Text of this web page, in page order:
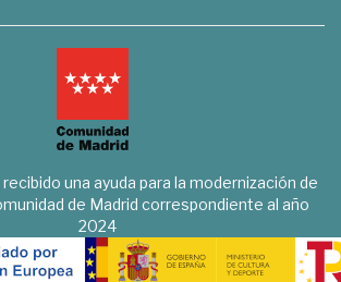
una ayuda para la modernización de
de Madrid correspondiente al año
2024